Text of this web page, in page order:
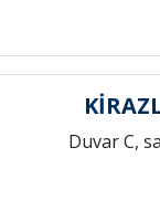
Duvar C,